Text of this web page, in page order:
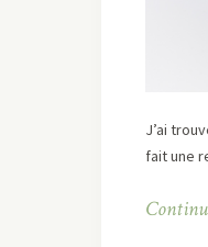
J’ai
fait une